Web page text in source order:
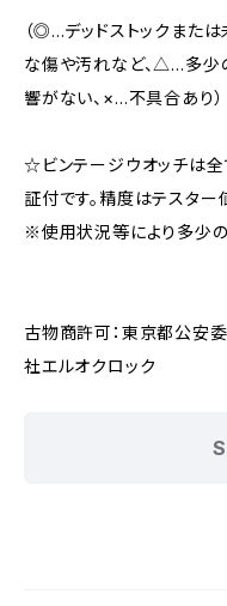
（◎…デッドストックまた
な傷や汚れなど、△…多少
響がない、×…不具合あり）
☆ビンテージウオッチは全
証付です。精度はテスタ
※使用状況等により多少の
古物商許可：東京都公
社エルオクロック